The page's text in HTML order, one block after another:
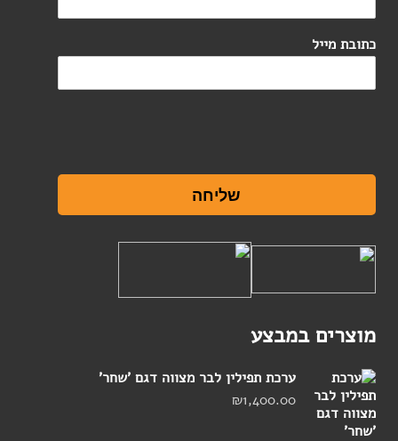
כתובת מייל
שליחה
מוצרים במבצע
ערכת תפילין לבר מצווה דגם 'שחר'
₪1,400.00